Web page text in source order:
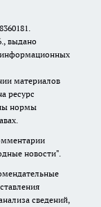
выдано
информационных
материалов
ресурс
нормы
новости".
сведений,